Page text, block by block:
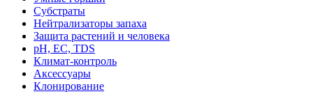
Субстраты
Нейтрализаторы запаха
Защита растений и человека
pH, EC, TDS
Климат-контроль
Аксессуары
Клонирование